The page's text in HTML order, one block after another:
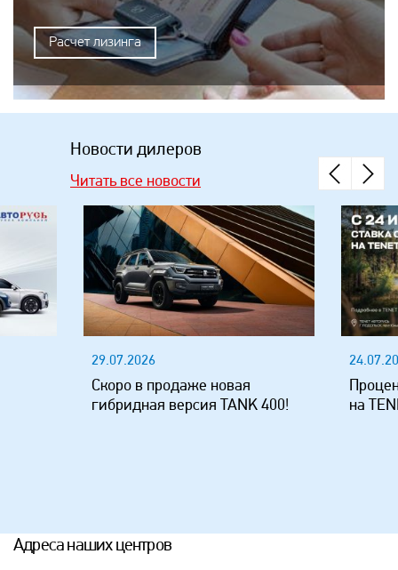
Расчет лизинга
Новости дилеров
Читать все новости
29.07.2026
Скоро в продаже новая
гибридная версия TANK 400!
на
Адреса наших центров